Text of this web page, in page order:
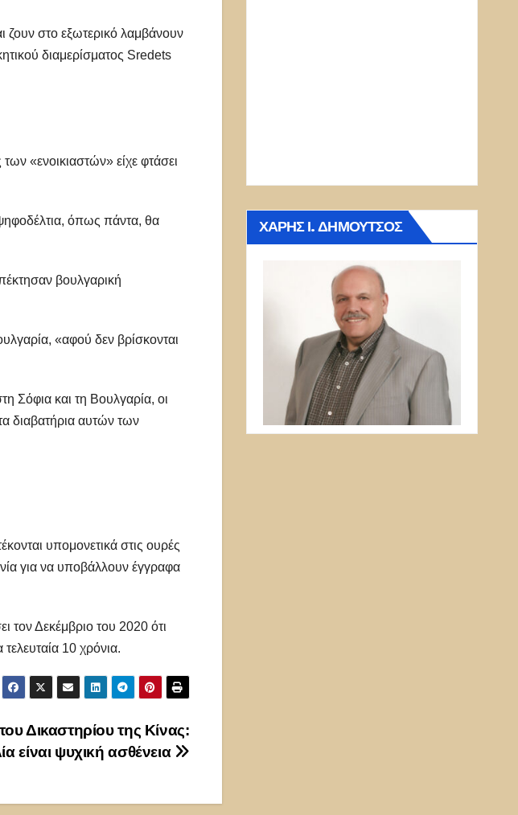
στο εξωτερικό λαμβάνουν
διαμερίσματος Sredets
«ενοικιαστών» είχε φτάσει
όπως πάντα, θα
βουλγαρική
«αφού δεν βρίσκονται
Σόφια και τη Βουλγαρία, οι
διαβατήρια αυτών των
υπομονετικά στις ουρές
για να υποβάλλουν έγγραφα
τον Δεκέμβριο του 2020 ότι
10 χρόνια.
Δικαστηρίου της Κίνας:
είναι ψυχική ασθένεια
ΧΆΡΗΣ Ι. ΔΗΜΟΎΤΣΟΣ